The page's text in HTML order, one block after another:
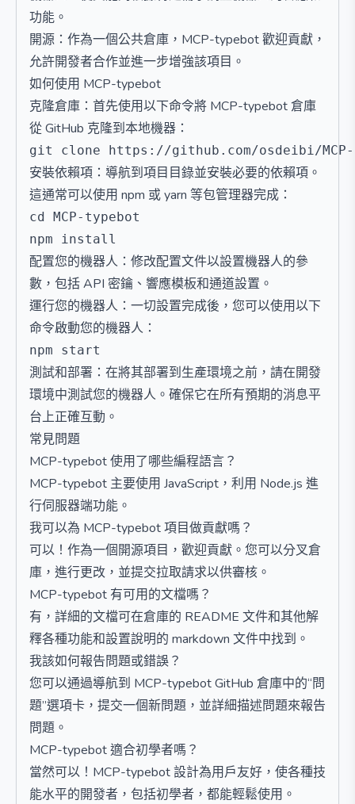
功能。
開源：作為一個公共倉庫，MCP-typebot 歡迎貢獻，
允許開發者合作並進一步增強該項目。
如何使用 MCP-typebot
克隆倉庫：首先使用以下命令將 MCP-typebot 倉庫
從 GitHub 克隆到本地機器：
安裝依賴項：導航到項目目錄並安裝必要的依賴項。
這通常可以使用 npm 或 yarn 等包管理器完成：
cd MCP-typebot
配置您的機器人：修改配置文件以設置機器人的參
數，包括 API 密鑰、響應模板和通道設置。
運行您的機器人：一切設置完成後，您可以使用以下
命令啟動您的機器人：
測試和部署：在將其部署到生產環境之前，請在開發
環境中測試您的機器人。確保它在所有預期的消息平
台上正確互動。
常見問題
MCP-typebot 使用了哪些編程語言？
MCP-typebot 主要使用 JavaScript，利用 Node.js 進
行伺服器端功能。
我可以為 MCP-typebot 項目做貢獻嗎？
可以！作為一個開源項目，歡迎貢獻。您可以分叉倉
庫，進行更改，並提交拉取請求以供審核。
MCP-typebot 有可用的文檔嗎？
有，詳細的文檔可在倉庫的 README 文件和其他解
釋各種功能和設置說明的 markdown 文件中找到。
我該如何報告問題或錯誤？
您可以通過導航到 MCP-typebot GitHub 倉庫中的“問
題”選項卡，提交一個新問題，並詳細描述問題來報告
問題。
MCP-typebot 適合初學者嗎？
當然可以！MCP-typebot 設計為用戶友好，使各種技
能水平的開發者，包括初學者，都能輕鬆使用。